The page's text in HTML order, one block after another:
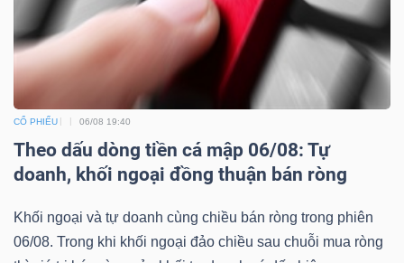
CỔ PHIẾU 06/08 19:40
Theo dấu dòng tiền cá mập 06/08: Tự
doanh, khối ngoại đồng thuận bán ròng
Khối ngoại và tự doanh cùng chiều bán ròng trong phiên
06/08. Trong khi khối ngoại đảo chiều sau chuỗi mua ròng